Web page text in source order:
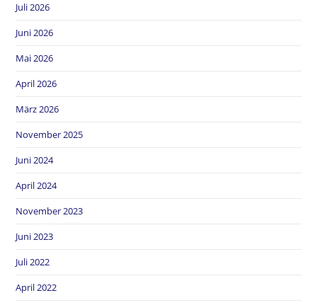
Juli 2026
Juni 2026
Mai 2026
April 2026
März 2026
November 2025
Juni 2024
April 2024
November 2023
Juni 2023
Juli 2022
April 2022